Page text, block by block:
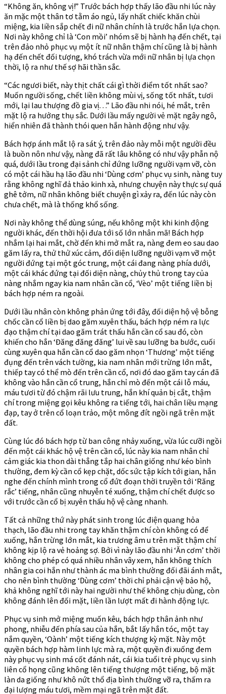
“Không ăn, không vị!” Trước bách hợp thấy lão đầu nhi lúc này
ăn mặc một thân tơ tằm áo ngủ, lấy nhất chiếc khăn chùi
miệng, kia liền sắp chết đi nữ nhân chính là trước hắn lựa chọn.
Nơi này không chỉ là ‘Con mồi’ nhóm sẽ bị hành hạ đến chết, tại
trên đảo nhỏ phục vụ một ít nữ nhân thậm chí cũng là bị hành
hạ đến chết đối tượng, khó trách vừa mới nữ nhân bị lựa chọn
thời, lộ ra như thế sợ hãi thần sắc.
“Các ngươi biết, này thịt chất cái gì thời điểm tốt nhất sao?
Muốn người sống, chết liền không mùi vị, sống tốt nhất, tươi
mới, lại lau thượng đồ gia vị. . .” Lão đầu nhi nói, hé mắt, trên
mặt lộ ra hưởng thụ sắc. Dưới lầu mấy người vẻ mặt ngây ngô,
hiển nhiên đã thành thói quen hắn hành động như vậy.
Bách hợp ánh mắt lộ ra sát ý, trên đảo này mỗi một người đều
là buồn nôn như vậy, nàng đã rất lâu không có như vậy phẫn nộ
quá, dưới lầu trong đại sảnh chỉ đứng lưỡng người vạm vỡ, còn
có một cái hầu hạ lão đầu nhi ‘Dùng cơm’ phục vụ sinh, nàng tuy
rằng không nghĩ đả thảo kinh xà, nhưng chuyện này thực sự quá
ghê tởm, nữ nhân không biết chuyện gì xảy ra, đến lúc này còn
chưa chết, mà là thống khổ sống.
Nơi này không thể dùng súng, nếu không một khi kinh động
người khác, đến thời hội đưa tới số lớn nhân mã! Bách hợp
nhắm lại hai mắt, chờ đến khi mở mắt ra, nàng đem eo sau dao
găm lấy ra, thử thử xúc cảm, đối diện lưỡng người vạm vỡ một
người đứng tại một góc trung, một cái đang nàng phía dưới,
một cái khác đứng tại đối diện nàng, chủy thủ trong tay của
nàng nhắm ngay kia nam nhân cần cổ, ‘Vèo’ một tiếng liền bị
bách hợp ném ra ngoài.
Dưới lầu nhân còn không phản ứng tới đây, đối diện hộ vệ bỗng
chốc cần cổ liền bị dao găm xuyên thấu, bách hợp ném ra lực
đạo thậm chí tại dao găm trát thấu hắn cần cổ sau đó, còn
khiến cho hắn ‘Đăng đăng đăng’ lui về sau lưỡng ba bước, cuối
cùng xuyên qua hắn cần cổ dao găm nhọn ‘Thương’ một tiếng
đụng đến trên vách tường, kia nam nhân mới trừng lớn mắt,
thiếp tay có thể mò đến trên cần cổ, nơi đó dao găm tay cán đã
không vào hắn cần cổ trung, hắn chỉ mò đến một cái lỗ máu,
máu tươi từ đó chậm rãi lưu trung, hắn khí quản bị cắt, thậm
chí trong miệng gọi kêu không ra tiếng tới, hai chân liều mạng
đạp, tay ở trên cổ loạn trảo, một mông đít ngồi ngã trên mặt
đất.
Cùng lúc đó bách hợp từ ban công nhảy xuống, vừa lúc cưỡi ngồi
đến một cái khác hộ vệ trên cần cổ, lúc này kia nam nhân chỉ
cảm giác kia thon dài thẳng tắp hai chân giống như kéo bình
thường, đem kỳ cần cổ kẹp chặt, dốc sức tập kích tới gian, hắn
nghe đến chính mình trong cổ đứt đoạn thời truyền tới ‘Răng
rắc’ tiếng, nhân cũng nhuyễn té xuống, thậm chí chết được so
với trước cần cổ bị xuyên thấu hộ vệ càng nhanh.
Tất cả những thứ này phát sinh trong lúc điện quang hỏa
thạch, lão đầu nhi trong tay khăn thậm chí còn không có để
xuống, hắn trừng lớn mắt, kia trương âm u trên mặt thậm chí
không kịp lộ ra vẻ hoảng sợ. Bởi vì này lão đầu nhi ‘Ăn cơm’ thời
không cho phép có quá nhiều nhân vây xem, hắn không thích
nhân gia coi hắn như thành ác ma bình thường đối đãi ánh mắt,
cho nên bình thường ‘Dùng cơm’ thời chỉ phải cận vệ bảo hộ,
khả không nghĩ tới này hai người như thế không chịu dùng, còn
không đánh lên đối mặt, liền lần lượt mất đi hành động lực.
Phục vụ sinh mở miệng muốn kêu, bách hợp thân ảnh như
phong, nhiễu đến phía sau của hắn, bắt lấy hắn tóc, một tay
nắm quyền, ‘Oành’ một tiếng kích thượng kỳ mặt. Này một
quyền bách hợp hàm linh lực mà ra, một quyền đi xuống đem
này phục vụ sinh má cốt đánh nát, cái kia tuổi trẻ phục vụ sinh
liên cổ họng cũng không lên tiếng thượng một tiếng, bộ mặt
làn da giống như khô nứt thổ địa bình thường vỡ ra, thấm ra
đại lượng máu tươi, mềm mại ngã trên mặt đất.